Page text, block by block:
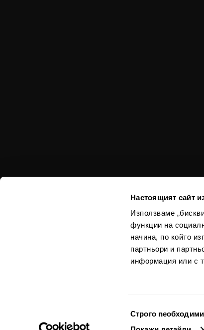
Настоящият сайт
Използваме
функции на
начина, по който
партньори и
информация или с
Строго nеобходими
са